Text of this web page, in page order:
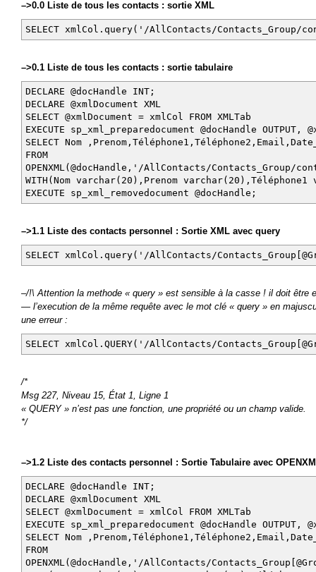
–>0.0 Liste de tous les contacts : sortie XML
SELECT xmlCol.query('/AllContacts/Contacts_Group/
–>0.1 Liste de tous les contacts : sortie tabulaire
DECLARE @docHandle INT;
DECLARE @xmlDocument XML
SELECT @xmlDocument = xmlCol FROM XMLTab
EXECUTE sp_xml_preparedocument @docHandle OUTPUT,
SELECT Nom
FROM
OPENXML(@docHandle,'/AllContacts/Contacts_Group/
WITH(Nom varchar(20),Prenom
EXECUTE sp_xml_removedocument @docHandle;
–>1.1 Liste des contacts personnel : Sortie XML avec query
SELECT xmlCol.query('/AllContacts/
–/!\ Attention la methode « query » est sensible à la casse ! il doit être
— l’execution de la même requête avec le mot clé « query » en
une erreur :
SELECT xmlCol.QUERY('/AllContacts/
/*
Msg 227, Niveau 15, État 1, Ligne 1
« QUERY » n’est pas une fonction, une propriété ou un champ valide.
*/
–>1.2 Liste des contacts personnel : Sortie Tabulaire avec
DECLARE @docHandle INT;
DECLARE @xmlDocument XML
SELECT @xmlDocument = xmlCol FROM XMLTab
EXECUTE sp_xml_preparedocument @docHandle OUTPUT,
SELECT Nom
FROM
OPENXML(@docHandle,'/AllContacts/